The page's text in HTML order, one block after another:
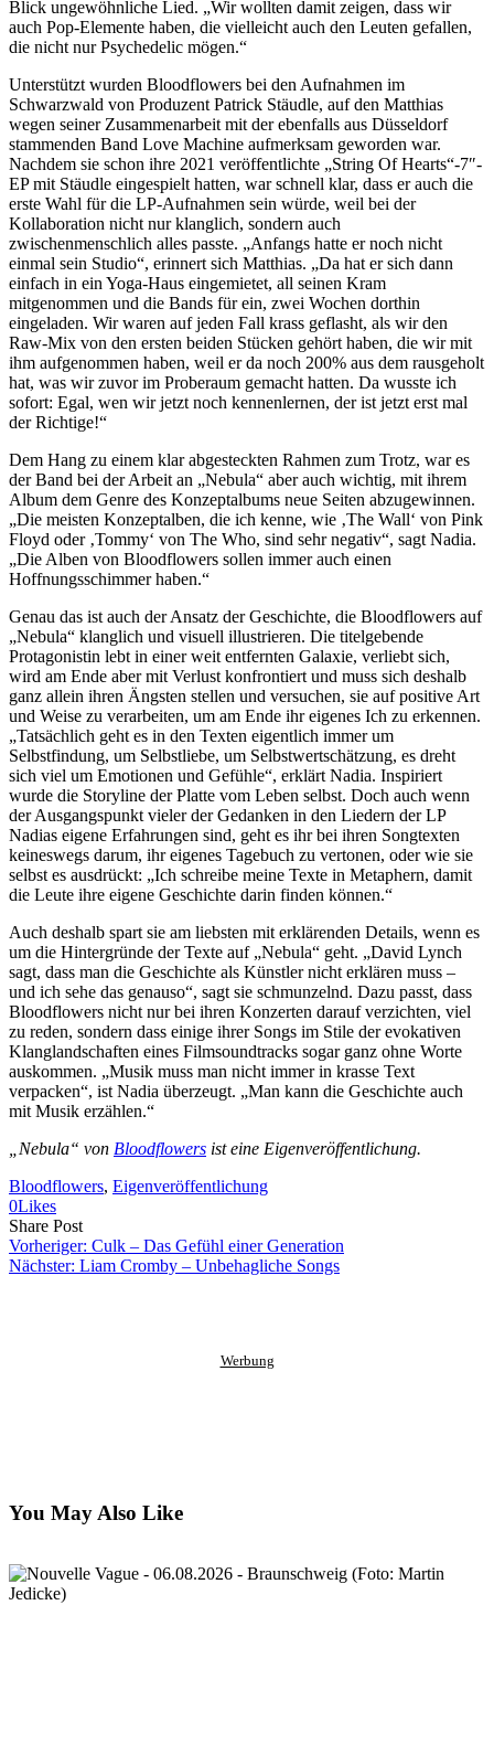
Blick ungewöhnliche Lied. „Wir wollten damit zeigen, dass wir
auch Pop-Elemente haben, die vielleicht auch den Leuten gefallen,
die nicht nur Psychedelic mögen.“
Unterstützt wurden Bloodflowers bei den Aufnahmen im
Schwarzwald von Produzent Patrick Stäudle, auf den Matthias
wegen seiner Zusammenarbeit mit der ebenfalls aus Düsseldorf
stammenden Band Love Machine aufmerksam geworden war.
Nachdem sie schon ihre 2021 veröffentlichte „String Of Hearts“-7″-
EP mit Stäudle eingespielt hatten, war schnell klar, dass er auch die
erste Wahl für die LP-Aufnahmen sein würde, weil bei der
Kollaboration nicht nur klanglich, sondern auch
zwischenmenschlich alles passte. „Anfangs hatte er noch nicht
einmal sein Studio“, erinnert sich Matthias. „Da hat er sich dann
einfach in ein Yoga-Haus eingemietet, all seinen Kram
mitgenommen und die Bands für ein, zwei Wochen dorthin
eingeladen. Wir waren auf jeden Fall krass geflasht, als wir den
Raw-Mix von den ersten beiden Stücken gehört haben, die wir mit
ihm aufgenommen haben, weil er da noch 200% aus dem rausgeholt
hat, was wir zuvor im Proberaum gemacht hatten. Da wusste ich
sofort: Egal, wen wir jetzt noch kennenlernen, der ist jetzt erst mal
der Richtige!“
Dem Hang zu einem klar abgesteckten Rahmen zum Trotz, war es
der Band bei der Arbeit an „Nebula“ aber auch wichtig, mit ihrem
Album dem Genre des Konzeptalbums neue Seiten abzugewinnen.
„Die meisten Konzeptalben, die ich kenne, wie ‚The Wall‘ von Pink
Floyd oder ‚Tommy‘ von The Who, sind sehr negativ“, sagt Nadia.
„Die Alben von Bloodflowers sollen immer auch einen
Hoffnungsschimmer haben.“
Genau das ist auch der Ansatz der Geschichte, die Bloodflowers auf
„Nebula“ klanglich und visuell illustrieren. Die titelgebende
Protagonistin lebt in einer weit entfernten Galaxie, verliebt sich,
wird am Ende aber mit Verlust konfrontiert und muss sich deshalb
ganz allein ihren Ängsten stellen und versuchen, sie auf positive Art
und Weise zu verarbeiten, um am Ende ihr eigenes Ich zu erkennen.
„Tatsächlich geht es in den Texten eigentlich immer um
Selbstfindung, um Selbstliebe, um Selbstwertschätzung, es dreht
sich viel um Emotionen und Gefühle“, erklärt Nadia. Inspiriert
wurde die Storyline der Platte vom Leben selbst. Doch auch wenn
der Ausgangspunkt vieler der Gedanken in den Liedern der LP
Nadias eigene Erfahrungen sind, geht es ihr bei ihren Songtexten
keineswegs darum, ihr eigenes Tagebuch zu vertonen, oder wie sie
selbst es ausdrückt: „Ich schreibe meine Texte in Metaphern, damit
die Leute ihre eigene Geschichte darin finden können.“
Auch deshalb spart sie am liebsten mit erklärenden Details, wenn es
um die Hintergründe der Texte auf „Nebula“ geht. „David Lynch
sagt, dass man die Geschichte als Künstler nicht erklären muss –
und ich sehe das genauso“, sagt sie schmunzelnd. Dazu passt, dass
Bloodflowers nicht nur bei ihren Konzerten darauf verzichten, viel
zu reden, sondern dass einige ihrer Songs im Stile der evokativen
Klanglandschaften eines Filmsoundtracks sogar ganz ohne Worte
auskommen. „Musik muss man nicht immer in krasse Text
verpacken“, ist Nadia überzeugt. „Man kann die Geschichte auch
mit Musik erzählen.“
„Nebula“ von Bloodflowers ist eine Eigenveröffentlichung.
Bloodflowers, Eigenveröffentlichung
0Likes
Share PostShare
on
Facebook
Copy
URL
to
Send
Link
via
Vorheriger: Culk – Das Gefühl einer Generation
Nächster: Liam Cromby – Unbehagliche Songs
Werbung
You May Also Like